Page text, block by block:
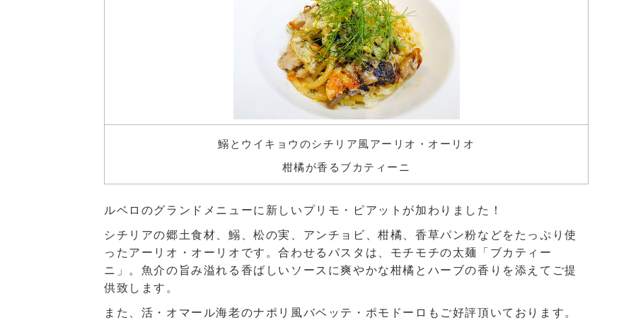
鰯とウイキョウのシチリア風アーリオ・オーリオ
柑橘が香るブカティーニ
ルベロのグランドメニューに新しいプリモ・ピアットが加わりました！
シチリアの郷土食材、鰯、松の実、アンチョビ、柑橘、香草パン粉などをたっぷり使
ったアーリオ・オーリオです。合わせるパスタは、モチモチの太麺「ブカティー
ニ」。魚介の旨み溢れる香ばしいソースに爽やかな柑橘とハーブの香りを添えてご提
供致します。
また、活・オマール海老のナポリ風バベッテ・ポモドーロもご好評頂いております。